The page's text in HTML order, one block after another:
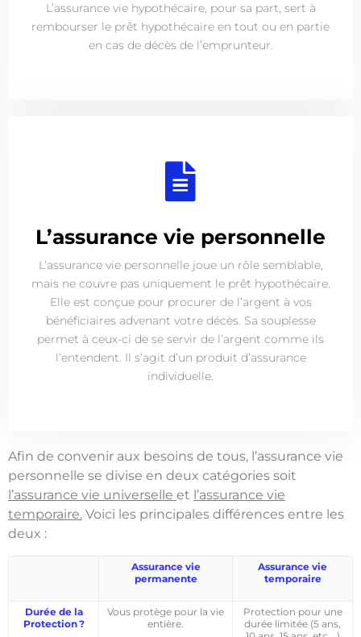
L’assurance vie hypothécaire, pour sa part, sert à
rembourser le prêt hypothécaire en tout ou en partie
en cas de décès de l’emprunteur.
L’assurance vie personnelle
L’assurance vie personnelle joue un rôle semblable,
mais ne couvre pas uniquement le prêt hypothécaire.
Elle est conçue pour procurer de l’argent à vos
bénéficiaires advenant votre décès. Sa souplesse
permet à ceux-ci de se servir de l’argent comme ils
l’entendent. Il s’agit d’un produit d’assurance
individuelle.
Afin de convenir aux besoins de tous, l’assurance vie
personnelle se divise en deux catégories soit
l’assurance vie universelle et l’assurance vie
temporaire. Voici les principales différences entre les
deux :
Assurance vie
permanente
Assurance vie
temporaire
Durée de la
Protection ?
Vous protège pour la vie
entière.
Protection pour une
durée limitée (5 ans,